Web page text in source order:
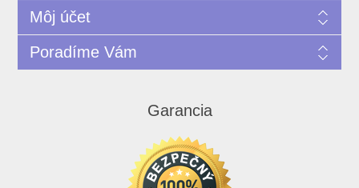
Môj účet
Poradíme Vám
Garancia